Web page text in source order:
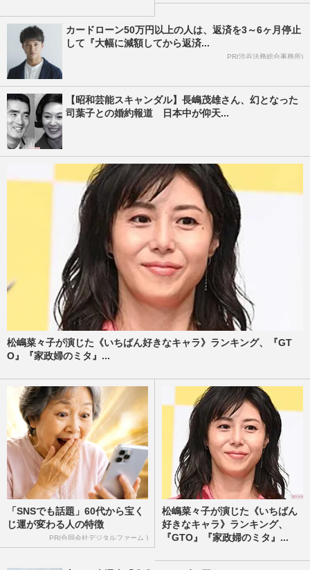
カードローン50万円以上の人は、返済を3～6ヶ月停止
して『大幅に減額してから返済...
PR(渋谷法務総合事務所)
【昭和芸能スキャンダル】長嶋茂雄さん、幻となった
司葉子との婚約報道 日本中が仰天...
松嶋菜々子が演じた《いちばん好きなキャラ》ランキング、『GT
O』『家政婦のミタ』...
「SNSでも話題」60代から宝く
じ運が変わる人の特徴
PR(合同会社デジタルファーム )
松嶋菜々子が演じた《いちばん
好きなキャラ》ランキング、
『GTO』『家政婦のミタ』...